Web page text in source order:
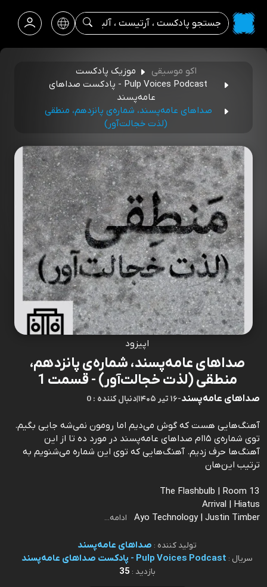
اکو موسیقی
موزیک پادکست
Pulp Voices Podcast - پادکست صداهای
عامه‌پسند
صداهای عامه‌پسند، شماره‌ی پانزدهم، منطقی
(لذت خجالت‌آور)
اپیزود
صداهای عامه‌پسند، شماره‌ی پانزدهم،
منطقی (لذت خجالت‌آور) - قسمت 1
صداهای عامه‌پسند-۱۶ تیر ۱۴۰۵ |0 : دنبال کننده
آهنگ‌هایی هست که گوش می‌دیم اما رومون نمی‌شه جایی بگیم.
توی شماره‌ی ۱۵ام صداهای عامه‌پسند در مورد ده تا از این
آهنگ‌ها حرف زدیم. آهنگ‌هایی که توی این شماره می‌شنویم به
ترتیب این‌هان
The Flashbulb | Room 13
Arrival | Hiatus
Ayo Technology | Justin Timber
ادامه...
تولید کننده : صداهای عامه‌پسند
سریال : Pulp Voices Podcast - پادکست صداهای عامه‌پسند
بازدید : 35